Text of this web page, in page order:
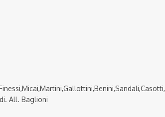
All. Baglioni